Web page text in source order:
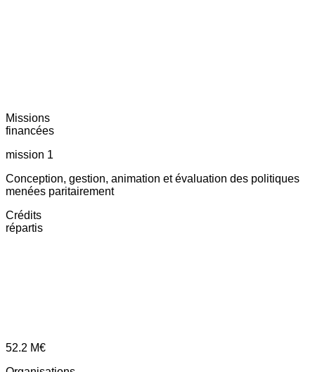
Missions
financées
mission 1
Conception, gestion, animation et évaluation des politiques
menées paritairement
Crédits
répartis
52.2 M€